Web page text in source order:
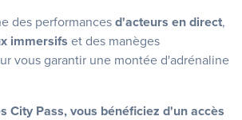
des performancesd'acteurs en direct,
immersifs et des manèges
vous garantir une montée d'adrénaline
City Pass, vous bénéficiez d'un accès